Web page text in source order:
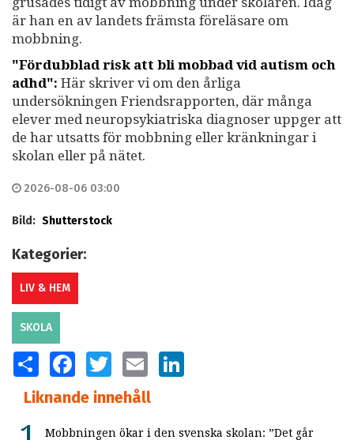
är han en av landets främsta föreläsare om
mobbning.
"Fördubblad risk att bli mobbad vid autism och
adhd": Här skriver vi om den årliga
undersökningen Friendsrapporten, där många
elever med neuropsykiatriska diagnoser uppger att
de har utsatts för mobbning eller kränkningar i
skolan eller på nätet.
2026-08-06 03:00
Bild: Shutterstock
Kategorier:
LIV & HEM
SKOLA
SHARE FACEBOOKTWITTER EMAIL
Liknande innehåll
Mobbningen ökar i den svenska skolan: ”Det går